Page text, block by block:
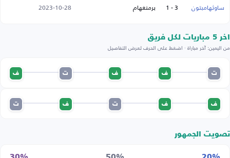
ساوثهامبتون
3 - 1 برمنغهام 2023-10-28
اخر 5 مباريات لكل فريق
من اليمين: آخر مباراة · اضغط على الحرف لعرض التفاصيل
ت ف ف ت ف
ف ف ت ف ت
تصويت الجمهور